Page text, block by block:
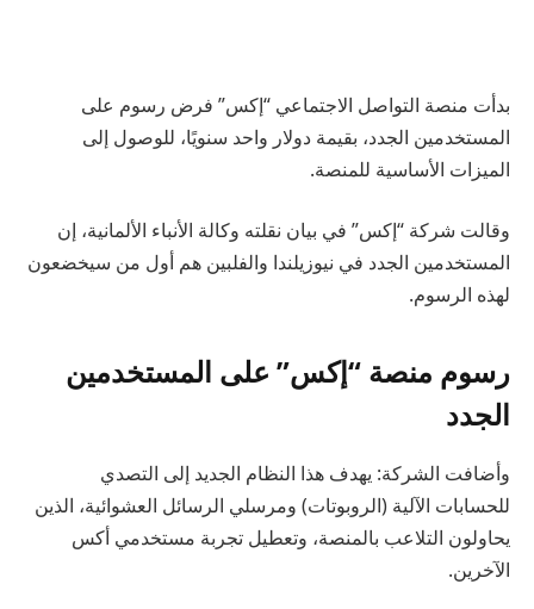
بدأت منصة التواصل الاجتماعي “إكس” فرض رسوم على
المستخدمين الجدد، بقيمة دولار واحد سنويًا، للوصول إلى
الميزات الأساسية للمنصة.
وقالت شركة “إكس” في بيان نقلته وكالة الأنباء الألمانية، إن
المستخدمين الجدد في نيوزيلندا والفلبين هم أول من سيخضعون
لهذه الرسوم.
رسوم منصة “إكس” على المستخدمين
الجدد
وأضافت الشركة: يهدف هذا النظام الجديد إلى التصدي
للحسابات الآلية (الروبوتات) ومرسلي الرسائل العشوائية، الذين
يحاولون التلاعب بالمنصة، وتعطيل تجربة مستخدمي أكس
الآخرين.